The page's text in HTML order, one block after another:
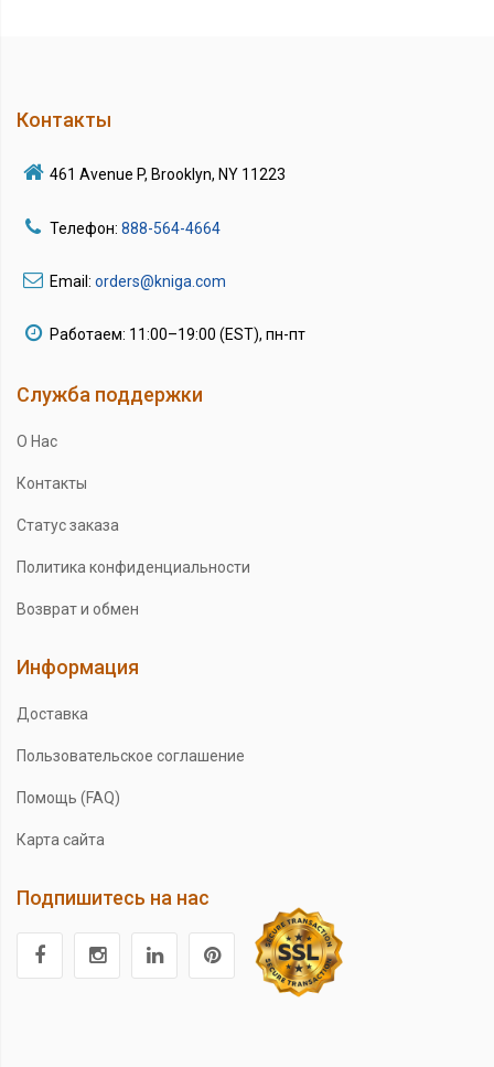
Контакты
461 Avenue P, Brooklyn, NY 11223
Телефон: 888-564-4664
Email: orders@kniga.com
Работаем: 11:00–19:00 (EST), пн-пт
Служба поддержки
О Нас
Контакты
Статус заказа
Политика конфиденциальности
Возврат и обмен
Информация
Доставка
Пользовательское соглашение
Помощь (FAQ)
Карта сайта
Подпишитесь на нас